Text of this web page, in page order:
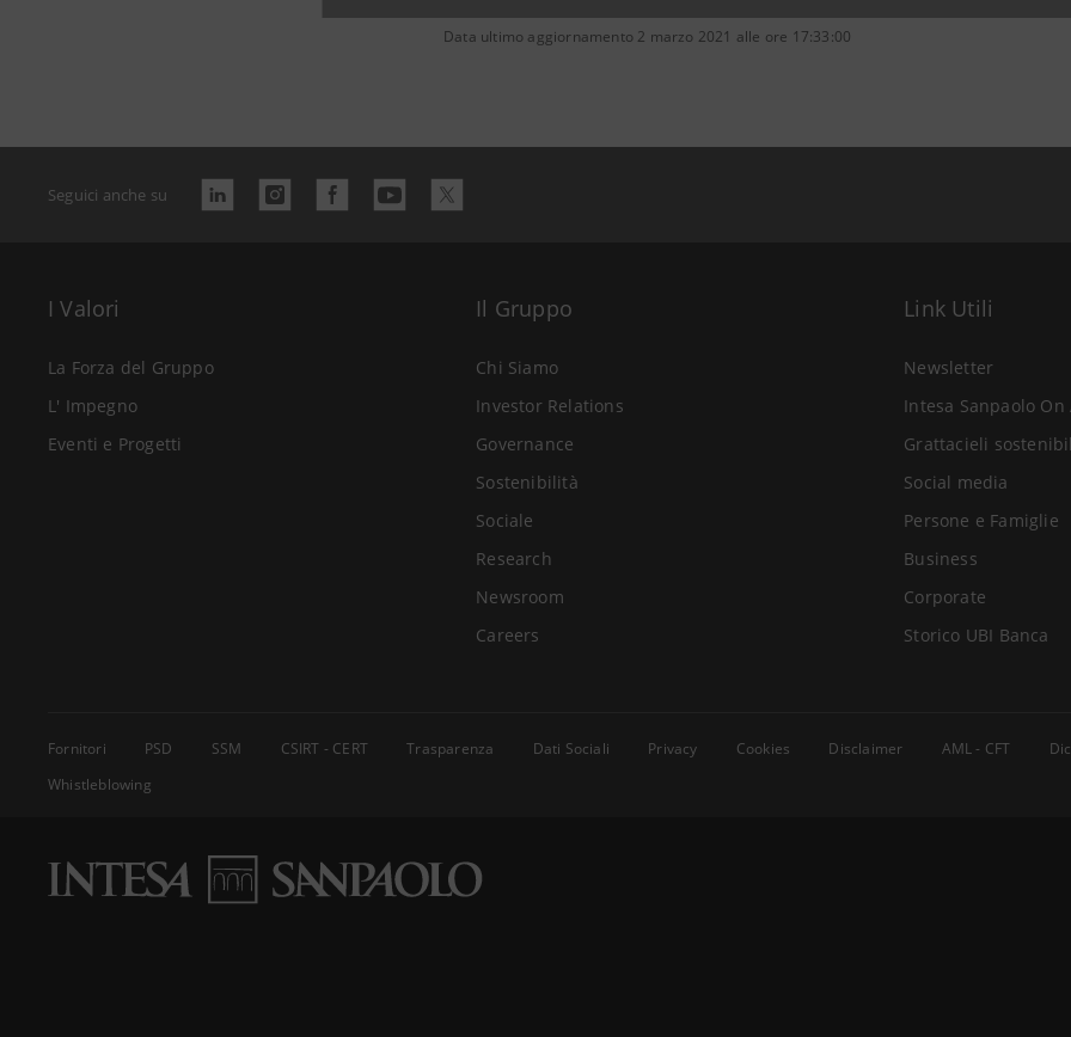
Data ultimo aggiornamento 2 marzo 2021 alle ore 17:33:00
Seguici anche su
I Valori
La Forza del Gruppo
L' Impegno
Eventi e Progetti
Il Gruppo
Chi Siamo
Investor Relations
Governance
Sostenibilità
Sociale
Research
Newsroom
Careers
Link Utili
Newsletter
Intesa Sanpaolo On
Grattacieli
Social media
Persone e Famiglie
Business
Corporate
Storico UBI Banca
Fornitori PSD SSM CSIRT - CERT Trasparenza Dati Sociali Privacy Cookies Disclaimer AML - CFT
Whistleblowing